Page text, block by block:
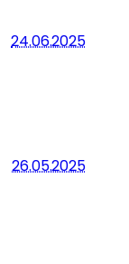
24.06.2025
26.05.2025